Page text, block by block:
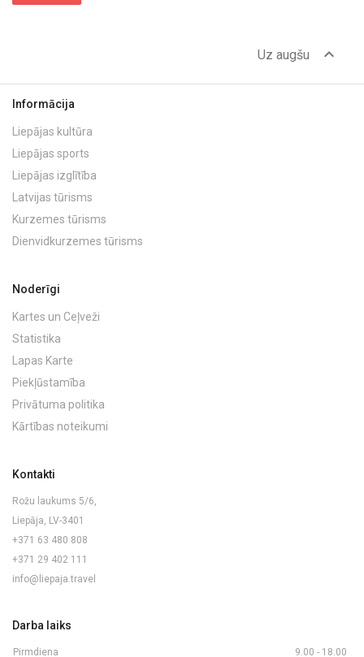
Uz augšu expand_less
Informācija
Liepājas kultūra
Liepājas sports
Liepājas izglītība
Latvijas tūrisms
Kurzemes tūrisms
Dienvidkurzemes tūrisms
Noderīgi
Kartes un Ceļveži
Statistika
Lapas Karte
Piekļūstamība
Privātuma politika
Kārtības noteikumi
Kontakti
Rožu laukums 5/6,
Liepāja, LV-3401
+371 63 480 808
+371 29 402 111
info@liepaja.travel
Darba laiks
Pirmdiena 9.00 - 18.00